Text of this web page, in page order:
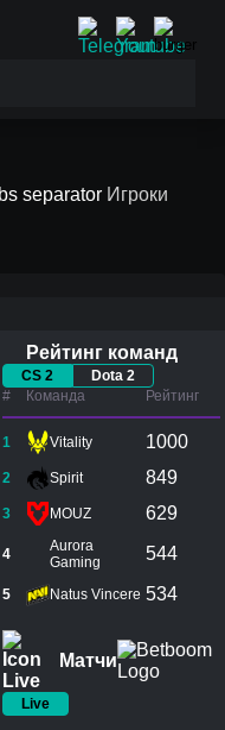
Игроки
Рейтинг команд
CS 2
Dota 2
#
Команда Рейтинг
1 Vitality 1000
2 Spirit 849
3 MOUZ 629
4
Aurora
Gaming
544
5 Natus Vincere 534
Матчи
Live